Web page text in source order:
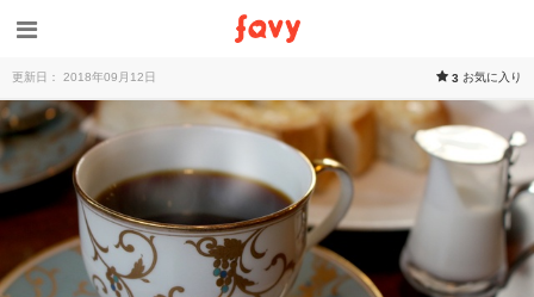
更新日： 2018年09月12日 3 お気に入り